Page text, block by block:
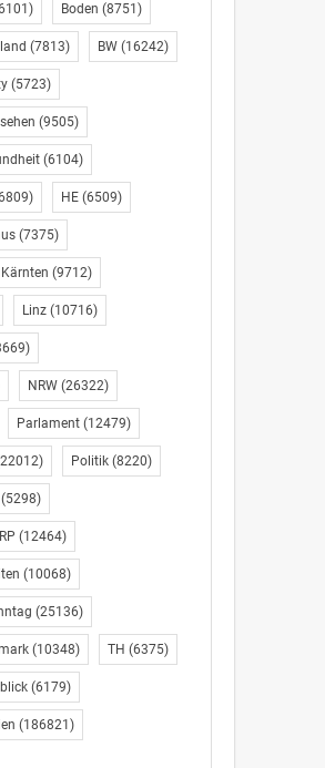
Boden (8751)
(7813) BW(16242)
(5723)
(9505)
(6104)
HE(6509)
(7375)
Kärnten (9712)
Linz(10716)
NRW(26322)
Parlament(12479)
Politik(8220)
RP (12464)
(10068)
(25136)
(10348) TH (6375)
(6179)
(186821)